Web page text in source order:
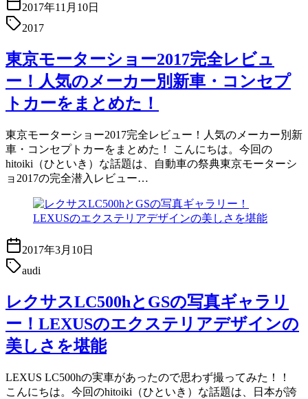
2017年11月10日
2017
東京モーターショー2017完全レビュ
ー！人気のメーカー別新車・コンセプ
トカーをまとめた！
東京モーターショー2017完全レビュー！人気のメーカー別新
車・コンセプトカーをまとめた！ こんにちは。今回の
hitoiki（ひといき）な話題は、自動車の祭典東京モーターシ
ョ2017の完全潜入レビュー…
2017年3月10日
audi
レクサスLC500hとGSの写真ギャラリ
ー！LEXUSのエクステリアデザインの
美しさを堪能
LEXUS LC500hの実車があったので思わず撮ってみた！！
こんにちは。今回のhitoiki（ひといき）な話題は、日本が誇